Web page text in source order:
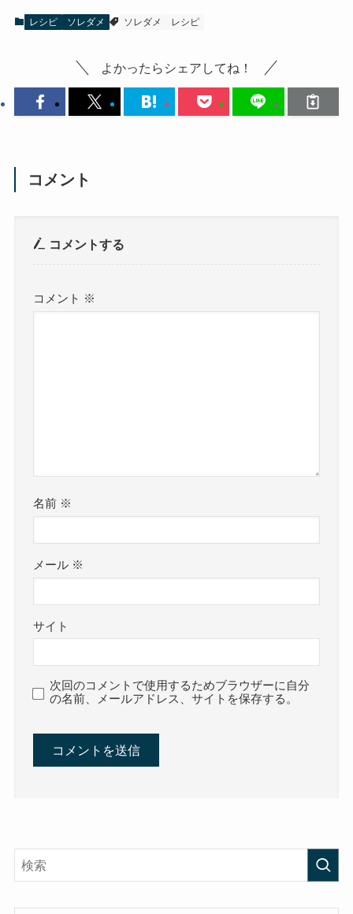
レシピ ソレダメ ソレダメ レシピ
よかったらシェアしてね！
コメント
コメントする
コメント ※
名前 ※
メール ※
サイト
次回のコメントで使用するためブラウザーに自分
の名前、メールアドレス、サイトを保存する。